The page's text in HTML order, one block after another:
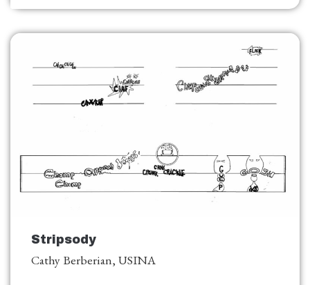
Stripsody
Cathy Berberian, USINA